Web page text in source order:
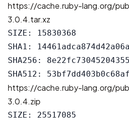
https://cache.ruby-lang.org/
3.0.4.tar.xz
SIZE: 15830368
SHA1:
SHA256:
https://cache.ruby-lang.org/
3.0.4.zip
SIZE: 25517085